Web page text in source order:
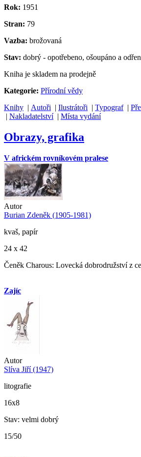
Rok: 1951
Stran: 79
Vazba: brožovaná
Stav: dobrý - opotřebeno, ošoupáno a
Kniha je skladem na prodejně
Kategorie: Přírodní vědy
Knihy | Autoři | Ilustrátoři | Typograf|
| Nakladatelství| Místa vydání
Obrazy, grafika
V africkém rovníkovém pralese
Autor
Burian Zdeněk (1905-1981)
kvaš, papír
24 x 42
Čeněk Charous: Lovecká dobrodružství z
Zajíc
Autor
Slíva Jiří (1947)
litografie
16x8
Stav: velmi dobrý
15/50